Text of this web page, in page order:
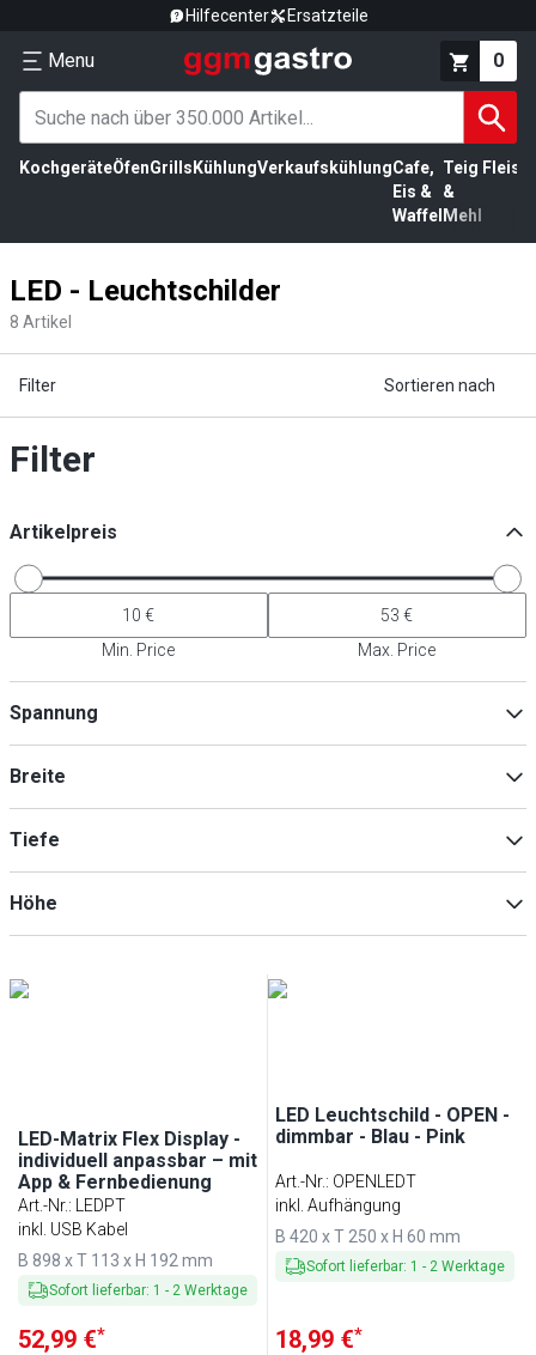
Hilfecenter Ersatzteile
Menu 0
KochgeräteÖfenGrills KühlungVerkaufskühlungCafe,
Eis &
Waffel
Teig
&
Mehl
LED - Leuchtschilder
8 Artikel
Filter Sortieren nach
Filter
Artikelpreis
Min. Price Max. Price
Spannung
Breite
Tiefe
Höhe
LED-Matrix Flex Display -
individuell anpassbar – mit
App & Fernbedienung
Art.-Nr.:
LEDPT
inkl. USB Kabel
B 898 x T 113 x H 192 mm
Sofort lieferbar: 1 - 2 Werktage
52,99 €*
LED Leuchtschild - OPEN -
dimmbar - Blau - Pink
Art.-Nr.: OPENLEDT
inkl. Aufhängung
B 420 x T 250 x H 60 mm
Sofort lieferbar: 1 - 2 Werktage
18,99 €*